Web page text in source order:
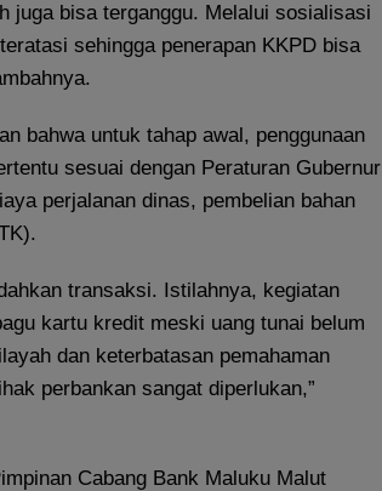
juga bisa terganggu. Melalui sosialisasi
sehingga penerapan KKPD bisa
bahwa untuk tahap awal, penggunaan
sesuai dengan Peraturan Gubernur
perjalanan dinas, pembelian bahan
transaksi. Istilahnya, kegiatan
kartu kredit meski uang tunai belum
dan keterbatasan pemahaman
perbankan sangat diperlukan,”
Cabang Bank Maluku Malut